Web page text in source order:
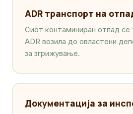
ADR транспорт на
Сиот контаминиран отпад се
ADR возила до овластени
за згрижување.
Документација за